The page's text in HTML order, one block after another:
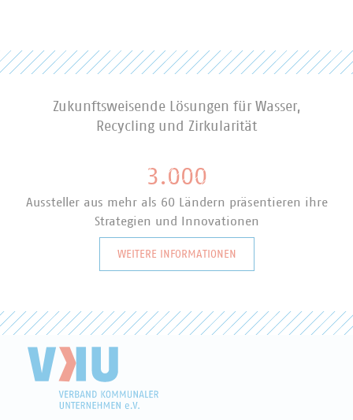
Zukunftsweisende Lösungen für Wasser,
Recycling und Zirkularität
3.000
Aussteller aus mehr als 60 Ländern präsentieren ihre
Strategien und Innovationen
WEITERE INFORMATIONEN